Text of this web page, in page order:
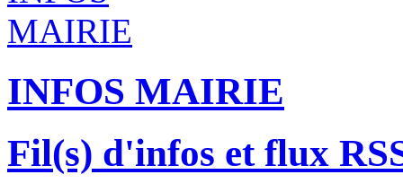
INFOS MAIRIE
Fil(s) d'infos et flux